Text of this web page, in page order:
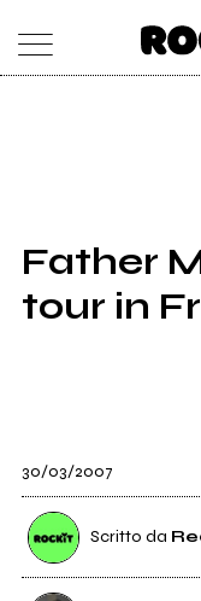
SHOP
RADIO
Father
tour in
30/03/2007
Scritto da